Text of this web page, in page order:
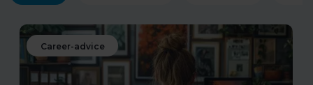
Career-advice